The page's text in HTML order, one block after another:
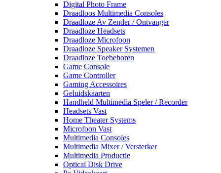
Digital Photo Frame
Draadloos Multimedia Consoles
Draadloze Av Zender / Ontvanger
Draadloze Headsets
Draadloze Microfoon
Draadloze Speaker Systemen
Draadloze Toebehoren
Game Console
Game Controller
Gaming Accessoires
Geluidskaarten
Handheld Multimedia Speler / Recorder
Headsets Vast
Home Theater Systems
Microfoon Vast
Multimedia Consoles
Multimedia Mixer / Versterker
Multimedia Productie
Optical Disk Drive